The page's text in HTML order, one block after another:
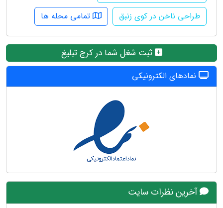
طراحی ناخن در کوی زنبق
تمامی محله ها
ثبت شغل شما در کرج تبلیغ
نمادهای الکترونیکی
آخرین نظرات سایت